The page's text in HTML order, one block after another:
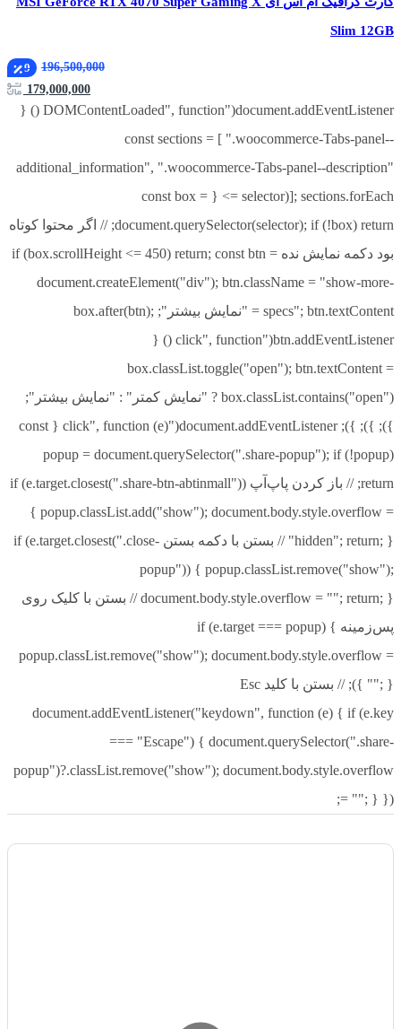
Slim 12GB
196,500,000
9
179,000,000
document.addEventListener("DOMContentLoaded", function () {
const sections = [ ".woocommerce-Tabs-panel--
additional_information", ".woocommerce-Tabs-panel--description"
]; sections.forEach(selector => { const box =
document.querySelector(selector); if (!box) return; // اگر محتوا کوتاه
بود دکمه نمایش نده if (box.scrollHeight <= 450) return; const btn =
document.createElement("div"); btn.className = "show-more-
specs"; btn.textContent = "نمایش بیشتر"; box.after(btn);
btn.addEventListener("click", function () {
box.classList.toggle("open"); btn.textContent =
box.classList.contains("open") ? "نمایش کمتر" : "نمایش بیشتر";
}); }); }); document.addEventListener("click", function (e) { const
popup = document.querySelector(".share-popup"); if (!popup)
return; // باز کردن پاپ‌آپ if (e.target.closest(".share-btn-abtinmall"))
{ popup.classList.add("show"); document.body.style.overflow =
"hidden"; return; } // بستن با دکمه بستن if (e.target.closest(".close-
popup")) { popup.classList.remove("show");
document.body.style.overflow = ""; return; } // بستن با کلیک روی
پس‌زمینه if (e.target === popup) {
popup.classList.remove("show"); document.body.style.overflow =
""; } }); // بستن با کلید Esc
document.addEventListener("keydown", function (e) { if (e.key
=== "Escape") { document.querySelector(".share-
popup")?.classList.remove("show"); document.body.style.overflow
= ""; } });